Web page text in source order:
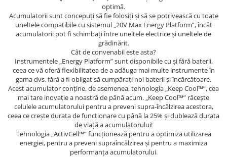
optimă.
Acumulatorii sunt concepuţi să fie folosiţi şi să se potrivească cu toate
uneltele compatibile cu sistemul „20V Max Energy Platform”, încât
acumulatorii pot fi schimbaţi între uneltele electrice şi uneltele de
grădinărit.
Cât de convenabil este asta?
Instrumentele „Energy Platform” sunt disponibile cu şi fără baterii,
ceea ce vă oferă flexibilitatea de a adăuga mai multe instrumente în
gama dvs. fără a fi obligat să cumpăraţi noi baterii şi încărcătoare.
Acest acumulator conţine, de asemenea, tehnologia „Keep Cool™”, cea
mai tare inovaţie a noastră de până acum. „Keep Cool™” răceşte
celulele acumulatorului pentru a preveni supra-încălzirea acestora,
ceea ce creşte durata de funcţionare cu până la 25% şi dublează durata
de viaţă a acumulatorului!
Tehnologia „ActivCell™” funcţionează pentru a optimiza utilizarea
energiei, pentru a preveni supraîncălzirea şi pentru a maximiza
performanţa acumulatorului.